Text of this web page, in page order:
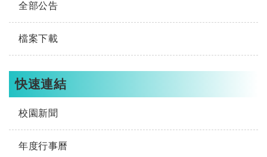
全部公告
檔案下載
快速連結
校園新聞
年度行事曆